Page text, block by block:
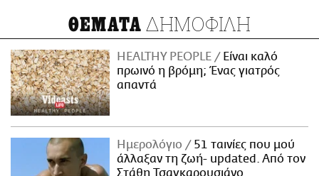
ΘΕΜΑΤΑ ΔΗΜΟΦΙΛΗ
HEALTHY PEOPLE
Είναι καλό
πρωινό η βρόμη; Ένας γιατρός
απαντά
Ημερολόγιο
51 ταινίες που μού
άλλαξαν τη ζωή- updated. Aπό τον
Στάθη Τσαγκαρουσιάνο